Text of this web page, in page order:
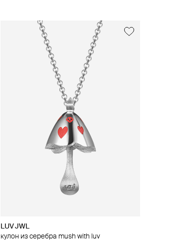
LUV JWL
кулон из серебра mush with luv